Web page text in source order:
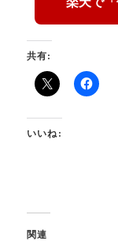
共有:
いいね:
関連